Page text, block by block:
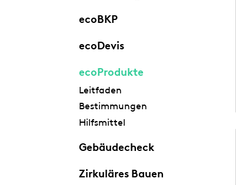
ecoBKP
ecoDevis
ecoProdukte
Leitfaden
Bestimmungen
Hilfsmittel
Gebäudecheck
Zirkuläres Bauen